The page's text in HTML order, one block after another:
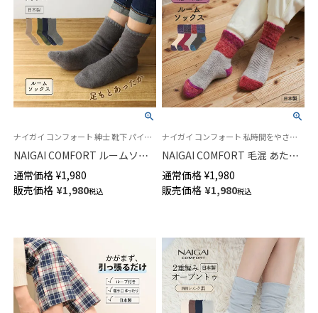
ナイガイ コンフォート 紳士 靴下 パイルソックス 室内用 防寒
NAIGAI COMFORT ルームソッ
クス 70年愛される名品 「ハマグ
リ」 メンズ 足底滑り止め付き 日
本製 02305815
通常価格 ¥1,980
販売価格 ¥1,980税込
ナイガイ コンフォート 私時間をやさしくふんわり包むあったかルームソックス 日本製 冬用
NAIGAI COMFORT 毛混 あたた
かい グラデーション 総パイル
ルームソックス 履き口ゆったり
レディース 03022608
通常価格 ¥1,980
販売価格 ¥1,980税込